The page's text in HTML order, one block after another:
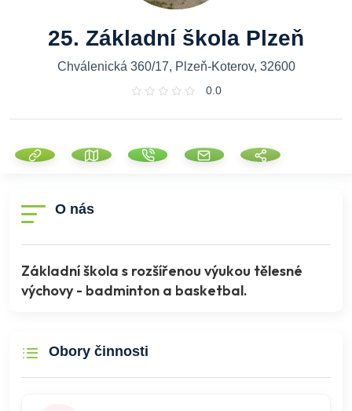
25. Základní škola Plzeň
Chválenická 360/17, Plzeň-Koterov, 32600
0.0
O nás
Základní škola s rozšířenou výukou tělesné
výchovy - badminton a basketbal.
Obory činnosti